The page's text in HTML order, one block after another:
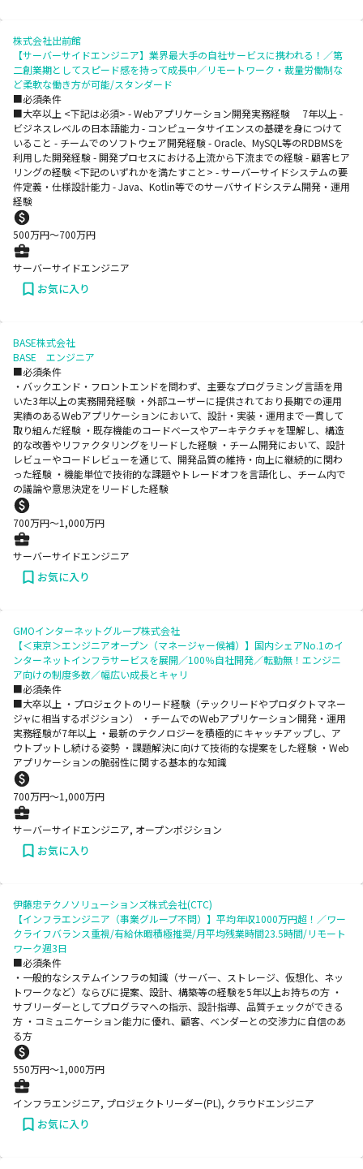
株式会社出前館
【サーバーサイドエンジニア】業界最大手の自社サービスに携われる！／第
二創業期としてスピード感を持って成長中／リモートワーク・裁量労働制な
ど柔軟な働き方が可能/スタンダード
■必須条件
■大卒以上 <下記は必須> - Webアプリケーション開発実務経験 7年以上 -
ビジネスレベルの日本語能力 - コンピュータサイエンスの基礎を身につけて
いること - チームでのソフトウェア開発経験 - Oracle、MySQL等のRDBMSを
利用した開発経験 - 開発プロセスにおける上流から下流までの経験 - 顧客ヒア
リングの経験 <下記のいずれかを満たすこと> - サーバーサイドシステムの要
件定義・仕様設計能力 - Java、Kotlin等でのサーバサイドシステム開発・運用
経験
500万円〜700万円
サーバーサイドエンジニア
お気に入り
BASE株式会社
BASE エンジニア
■必須条件
・バックエンド・フロントエンドを問わず、主要なプログラミング言語を用
いた3年以上の実務開発経験 ・外部ユーザーに提供されており長期での運用
実績のあるWebアプリケーションにおいて、設計・実装・運用まで一貫して
取り組んだ経験 ・既存機能のコードベースやアーキテクチャを理解し、構造
的な改善やリファクタリングをリードした経験 ・チーム開発において、設計
レビューやコードレビューを通じて、開発品質の維持・向上に継続的に関わ
った経験 ・機能単位で技術的な課題やトレードオフを言語化し、チーム内で
の議論や意思決定をリードした経験
700万円〜1,000万円
サーバーサイドエンジニア
お気に入り
GMOインターネットグループ株式会社
【＜東京＞エンジニアオープン（マネージャー候補）】国内シェアNo.1のイ
ンターネットインフラサービスを展開／100％自社開発／転勤無！エンジニ
ア向けの制度多数／幅広い成長とキャリ
■必須条件
■大卒以上 ・プロジェクトのリード経験（テックリードやプロダクトマネー
ジャに相当するポジション） ・チームでのWebアプリケーション開発・運用
実務経験が7年以上 ・最新のテクノロジーを積極的にキャッチアップし、ア
ウトプットし続ける姿勢 ・課題解決に向けて技術的な提案をした経験 ・Web
アプリケーションの脆弱性に関する基本的な知識
700万円〜1,000万円
サーバーサイドエンジニア, オープンポジション
お気に入り
伊藤忠テクノソリューションズ株式会社(CTC)
【インフラエンジニア（事業グループ不問）】平均年収1000万円超！／ワー
クライフバランス重視/有給休暇積極推奨/月平均残業時間23.5時間/リモート
ワーク週3日
■必須条件
・一般的なシステムインフラの知識（サーバー、ストレージ、仮想化、ネッ
トワークなど）ならびに提案、設計、構築等の経験を5年以上お持ちの方 ・
サブリーダーとしてプログラマへの指示、設計指導、品質チェックができる
方 ・コミュニケーション能力に優れ、顧客、ベンダーとの交渉力に自信のあ
る方
550万円〜1,000万円
インフラエンジニア, プロジェクトリーダー(PL), クラウドエンジニア
お気に入り